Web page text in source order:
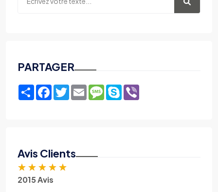
PARTAGER
ShareFacebook
TwitterEmailMessage
Skype
Avis Clients
★ ★ ★ ★ ★
2015 Avis